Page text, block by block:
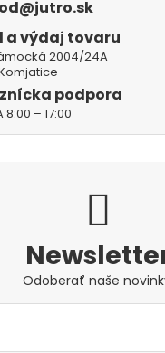
a výdaj tovaru
2004/24A
podpora
8:00 – 17:00
Odoberať naše